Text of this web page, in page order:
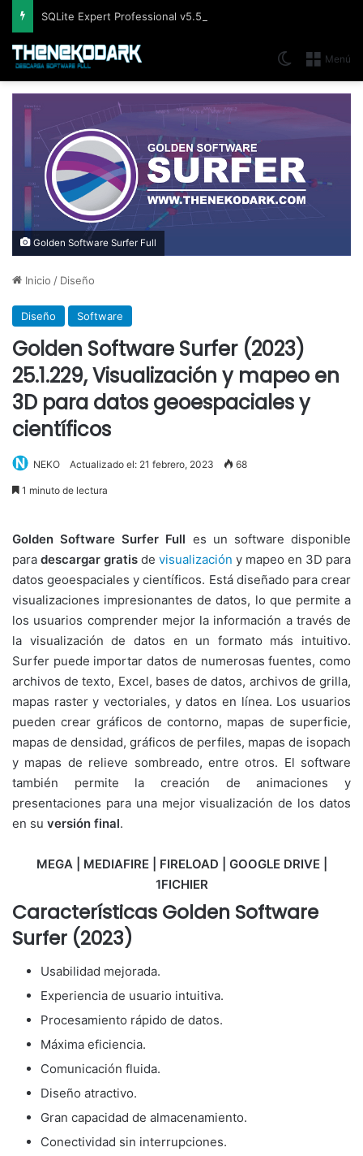
Menú
Switch skin
Golden Software Surfer Full
Inicio / Diseño
Diseño Software
Golden Software Surfer (2023)
25.1.229, Visualización y mapeo en
3D para datos geoespaciales y
científicos
NEKO Actualizado el: 21 febrero, 2023 68
1 minuto de lectura
Golden Software Surfer Full es un software disponible
para descargar gratis de visualización y mapeo en 3D para
datos geoespaciales y científicos. Está diseñado para crear
visualizaciones impresionantes de datos, lo que permite a
los usuarios comprender mejor la información a través de
la visualización de datos en un formato más intuitivo.
Surfer puede importar datos de numerosas fuentes, como
archivos de texto, Excel, bases de datos, archivos de grilla,
mapas raster y vectoriales, y datos en línea. Los usuarios
pueden crear gráficos de contorno, mapas de superficie,
mapas de densidad, gráficos de perfiles, mapas de isopach
y mapas de relieve sombreado, entre otros. El software
también permite la creación de animaciones y
presentaciones para una mejor visualización de los datos
en su versión final.
MEGA | MEDIAFIRE | FIRELOAD | GOOGLE DRIVE |
1FICHIER
Características Golden Software
Surfer (2023)
Usabilidad mejorada.
Experiencia de usuario intuitiva.
Procesamiento rápido de datos.
Máxima eficiencia.
Comunicación fluida.
Diseño atractivo.
Gran capacidad de almacenamiento.
Conectividad sin interrupciones.